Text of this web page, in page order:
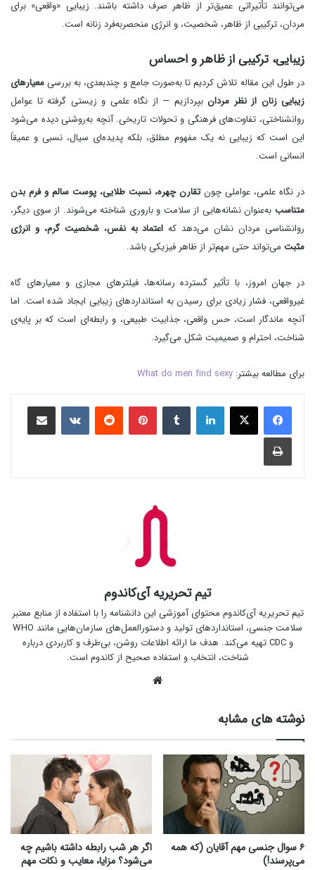
می‌توانند تأثیراتی عمیق‌تر از ظاهر صرف داشته باشند. زیبایی «واقعی» برای
مردان، ترکیبی از ظاهر، شخصیت، و انرژی منحصر‌به‌فرد زنانه است.
زیبایی، ترکیبی از ظاهر و احساس
در طول این مقاله تلاش کردیم تا به‌صورت جامع و چندبعدی، به بررسیمعیارهای
زیبایی زنان از نظر مردان بپردازیم — از نگاه علمی و زیستی گرفته تا عوامل
روانشناختی، تفاوت‌های فرهنگی و تحولات تاریخی. آنچه به‌روشنی دیده می‌شود
این است که زیبایی نه یک مفهوم مطلق، بلکه پدیده‌ای سیال، نسبی و عمیقاً
انسانی است.
در نگاه علمی، عواملی چونتقارن چهره، نسبت طلایی، پوست سالم و فرم بدن
متناسب به‌عنوان نشانه‌هایی از سلامت و باروری شناخته می‌شوند. از سوی دیگر،
روانشناسی مردان نشان می‌دهد که اعتماد به نفس، شخصیت گرم، و انرژی
مثبت می‌تواند حتی مهم‌تر از ظاهر فیزیکی باشد.
در جهان امروز، با تأثیر گسترده رسانه‌ها، فیلترهای مجازی و معیارهای گاه
غیرواقعی، فشار زیادی برای رسیدن به استانداردهای زیبایی ایجاد شده است. اما
آنچه ماندگار است، حس واقعی، جذابیت طبیعی، و رابطه‌ای است که بر پایه‌ی
شناخت، احترام و صمیمیت شکل می‌گیرد.
برای مطالعه بیشتر: What do men find sexy
لینکدین ‫پین‌ترست ‫رددیت
چاپ
تیم تحریریه آی‌کاندوم
تیم تحریریه آی‌کاندوم محتوای آموزشی این دانشنامه را با استفاده از منابع معتبر
سلامت جنسی، استانداردهای تولید و دستورالعمل‌های سازمان‌هایی مانند WHO
و CDC تهیه می‌کند. هدف ما ارائه اطلاعات روشن، بی‌طرف و کاربردی درباره
شناخت، انتخاب و استفاده صحیح از کاندوم است.
نوشته های مشابه
۶ سوال جنسی مهم آقایان (که همه
می‌پرسند!)
اگر هر شب رابطه داشته باشیم چه
می‌شود؟ مزایا، معایب و نکات مهم